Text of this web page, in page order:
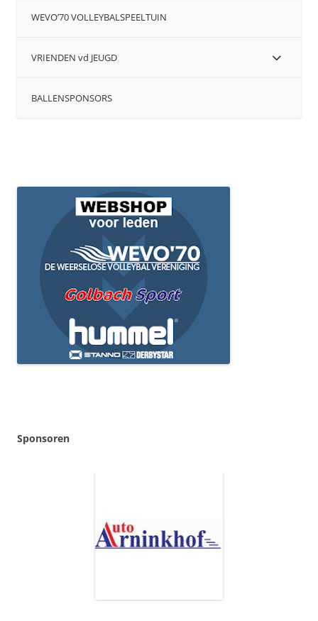
WEVO’70 VOLLEYBALSPEELTUIN
VRIENDEN vd JEUGD
BALLENSPONSORS
Sponsoren